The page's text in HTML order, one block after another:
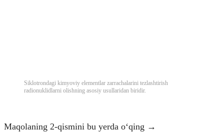
Siklotrondagi kimyoviy elementlar zarrachalarini tezlashtirish
radionuklidlarni olishning asosiy usullaridan biridir.
Maqolaning 2-qismini bu yerda o‘qing →